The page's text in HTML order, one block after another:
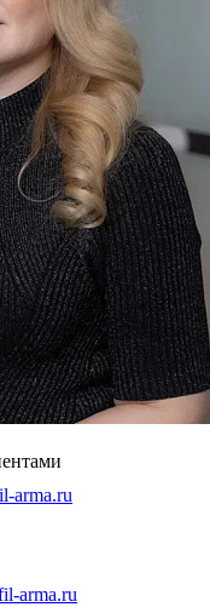
arma.ru
arma.ru